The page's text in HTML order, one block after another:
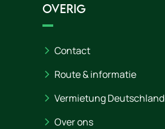
Overig
Contact
Route & informatie
Vermietung Deutschland
Over ons